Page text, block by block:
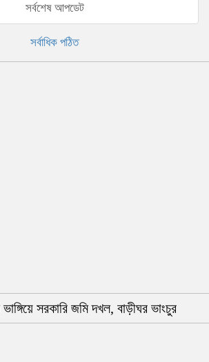
সর্বশেষ আপডেট
সর্বাধিক পঠিত
সরকারি জমি দখল, বাড়ীঘর ভাংচুর